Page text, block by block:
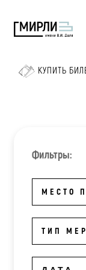
КУПИТЬ
Фильтры:
МЕСТО
ТИП